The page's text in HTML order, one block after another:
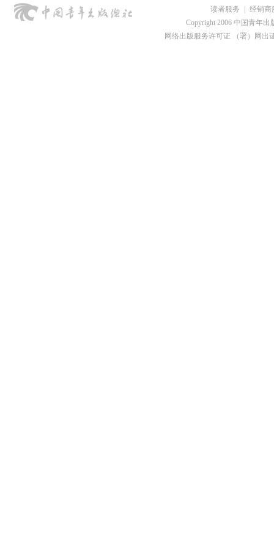
读者服务
经销商
Copyright 2006 中国青年出
网络出版服务许可证 （署）网出